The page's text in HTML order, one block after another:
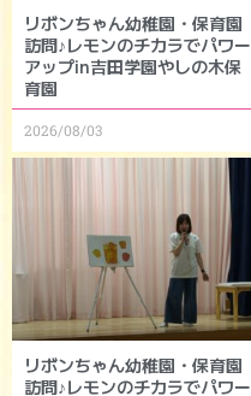
リボンちゃん幼稚園・保育園
訪問♪レモンのチカラでパワー
アップin吉田学園やしの木保
育園
2026/08/03
リボンちゃん幼稚園・保育園
訪問♪レモンのチカラでパワー